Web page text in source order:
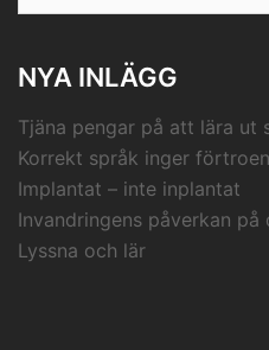
NYA INLÄGG
Tjäna pengar på att lära ut
Korrekt språk inger
Implantat – inte inplantat
Invandringens påverkan
Lyssna och lär